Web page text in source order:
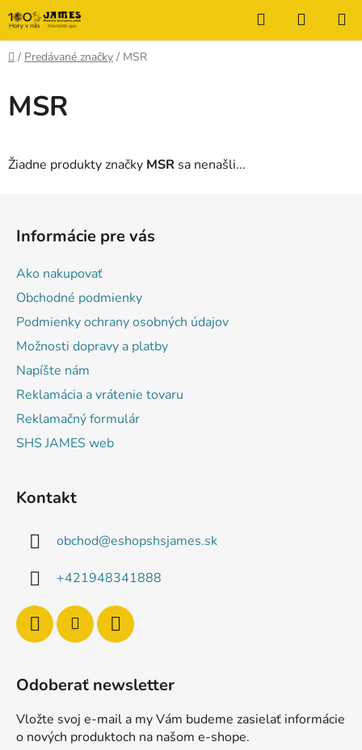
Prejsť
na
obsah
Hľadať
KOŠÍK
Domov
/ Predávané značky / MSR
MSR
Žiadne produkty značky MSR sa nenašli...
Informácie pre vás
Ako nakupovať
Obchodné podmienky
Podmienky ochrany osobných údajov
Možnosti dopravy a platby
Napíšte nám
Reklamácia a vrátenie tovaru
Reklamačný formulár
SHS JAMES web
Kontakt
obchod@eshopshsjames.sk
+421948341888
Odoberať newsletter
Vložte svoj e-mail a my Vám budeme zasielať informácie
o nových produktoch na našom e-shope.